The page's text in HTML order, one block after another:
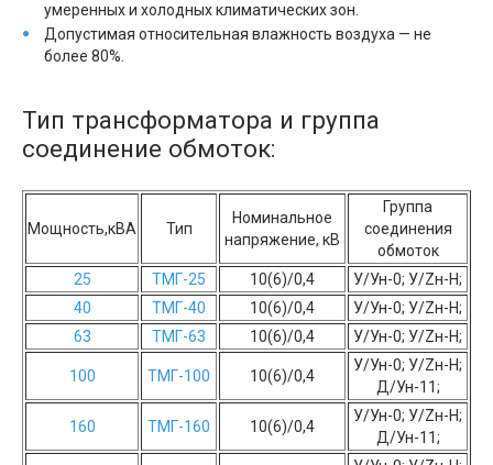
умеренных и холодных климатических зон.
Допустимая относительная влажность воздуха — не
более 80%.
Тип трансформатора и группа
соединение обмоток:
Мощность,кВА Тип
Номинальное
напряжение, кВ
Группа
соединения
обмоток
25
ТМГ-25 10(6)/0,4
У/Ун-0; У/Zн-H;
40
ТМГ-40 10(6)/0,4
У/Ун-0; У/Zн-H;
63
ТМГ-63 10(6)/0,4 У/Ун-0; У/Zн-H;
100 ТМГ-100 10(6)/0,4
У/Ун-0; У/Zн-H;
Д/Ун-11;
160 ТМГ-160 10(6)/0,4
У/Ун-0; У/Zн-H;
Д/Ун-11;